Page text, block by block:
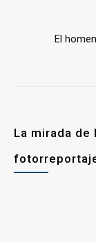
El
La mirada de